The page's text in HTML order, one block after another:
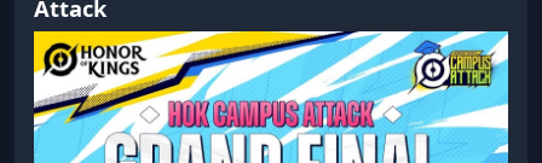
Attack